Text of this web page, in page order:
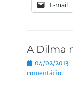
E-mail
A Dilma
Posted
on
04/02/2013
comentário